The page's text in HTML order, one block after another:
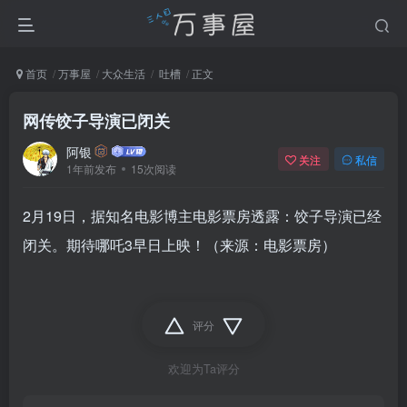
首页 万事屋 大众生活 吐槽 正文
网传饺子导演已闭关
阿银
1年前发布 15次阅读
关注 私信
2月19日，据知名电影博主电影票房透露：饺子导演已经
闭关。期待哪吒3早日上映！（来源：电影票房）
评分
欢迎为Ta评分